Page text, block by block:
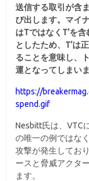
送信する取引が含
び出します。マイ
はTではなくT’を
としたため、T’は
ることを意味し、
運となってしまいま
https://
spend.gif
Nesbitt氏は、VTC
の唯一の例ではな
攻撃が発生してお
ースと脅威アクタ
ます。